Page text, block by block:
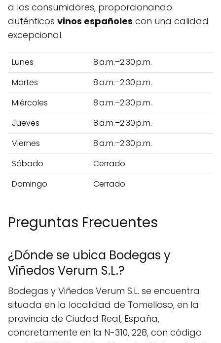
a los consumidores, proporcionando
auténticos vinos españoles con una calidad
excepcional.
Lunes
8 a.m.–2:30 p.m.
Martes
8 a.m.–2:30 p.m.
Miércoles
8 a.m.–2:30 p.m.
Jueves
8 a.m.–2:30 p.m.
Viernes
8 a.m.–2:30 p.m.
Sábado
Cerrado
Domingo
Cerrado
Preguntas Frecuentes
¿Dónde se ubica Bodegas y
Viñedos Verum S.L.?
Bodegas y Viñedos Verum S.L. se encuentra
situada en la localidad de Tomelloso, en la
provincia de Ciudad Real, España,
concretamente en la N-310, 228, con código